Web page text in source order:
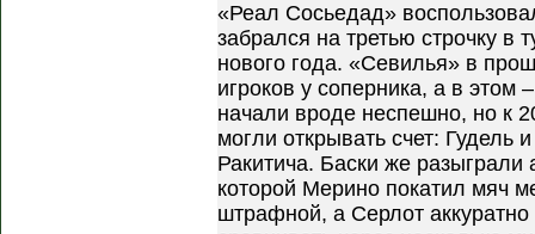
«Реал Сосьедад»
забрался на третью строчку
нового года. «Севилья» в
игроков у соперника, а в
начали вроде неспешно, но к
могли открывать счет: Гудель
Ракитича. Баски же разыграли
которой Мерино покатил мяч
штрафной, а Серлот